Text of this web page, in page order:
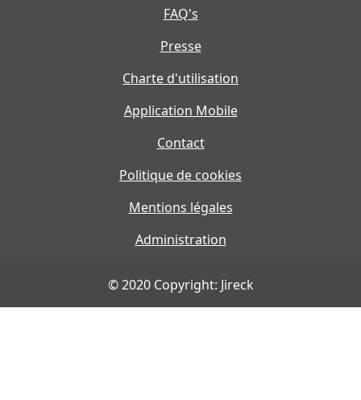
FAQ's
Presse
Charte d'utilisation
Application Mobile
Contact
Politique de cookies
Mentions légales
Administration
© 2020 Copyright: Jireck